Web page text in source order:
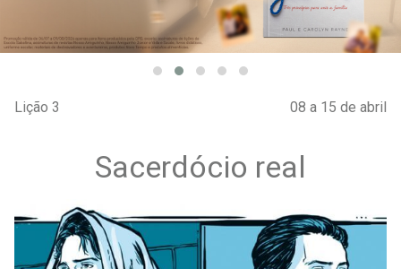
Lição 3 08 a 15 de abril
Sacerdócio real